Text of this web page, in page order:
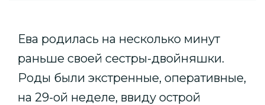
Ева родилась на несколько минут
раньше своей сестры-двойняшки.
Роды были экстренные, оперативные,
на 29-ой неделе, ввиду острой